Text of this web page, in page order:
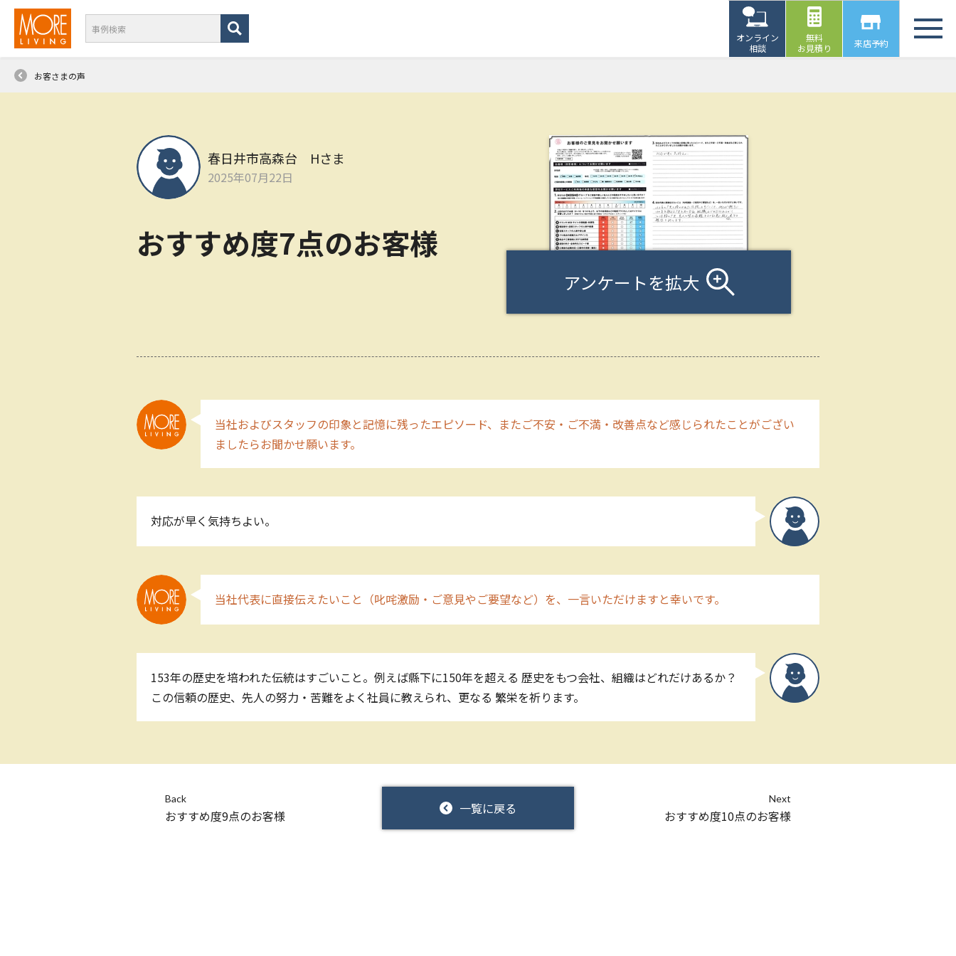
オンライン
相談
無料
お見積り
来店予約
お客さまの声
春日井市高森台 Hさま
2025年07月22日
おすすめ度7点のお客様
アンケートを拡大
当社およびスタッフの印象と記憶に残ったエピソード、またご不安・ご不満・改善点など感じられたことがござい
ましたらお聞かせ願います。
対応が早く気持ちよい。
当社代表に直接伝えたいこと（叱咤激励・ご意見やご要望など）を、一言いただけますと幸いです。
153年の歴史を培われた伝統はすごいこと。例えば縣下に150年を超える 歴史をもつ会社、組織はどれだけあるか？
この信頼の歴史、先人の努力・苦難をよく社員に教えられ、更なる 繁栄を祈ります。
Back
おすすめ度9点のお客様 一覧に戻る
Next
おすすめ度10点のお客様